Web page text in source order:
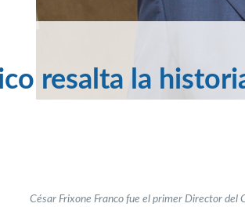
resalta la
César Frixone Franco fue el primer Director